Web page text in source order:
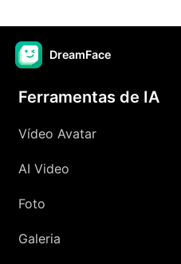
DreamFace
Ferramentas de IA
Vídeo Avatar
AI Video
Foto
Galeria